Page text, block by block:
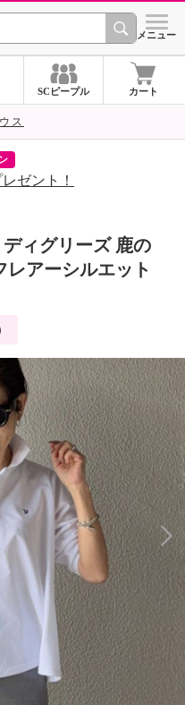
シ
メニュー
SCピープル カート
ス
ゼント！
ィグリーズ 鹿の
アーシルエット